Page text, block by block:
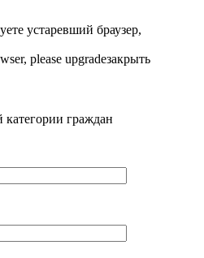
устаревший браузер,
please upgradeзакрыть
категории граждан